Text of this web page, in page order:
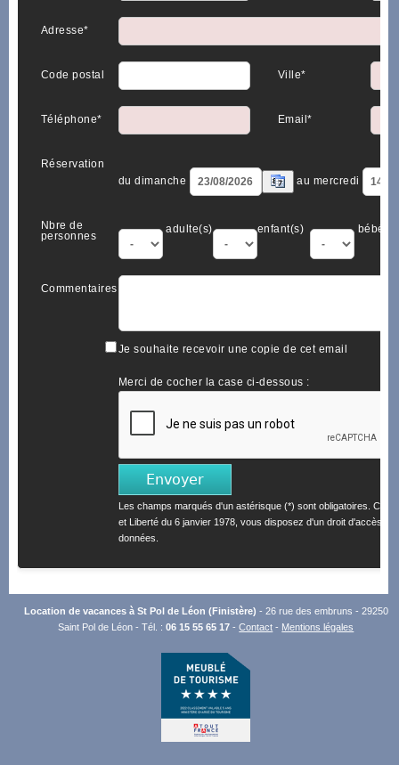
Adresse*
Code postal Ville*
Téléphone* Email*
Réservation
du dimanche
au mercredi
Nbre de
personnes
adulte(s) enfant(s) bébé(s)
Commentaires
Je souhaite recevoir une copie de cet email
Merci de cocher la case ci-dessous :
Les champs marqués d'un astérisque (*) sont obligatoires.
et Liberté du 6 janvier 1978, vous disposez d'un droit d'accès et
données.
Location de vacances à St Pol de Léon (Finistère) - 26 rue des embruns - 29250
Saint Pol de Léon - Tél. :06 15 55 65 17 -Contact - Mentions légales